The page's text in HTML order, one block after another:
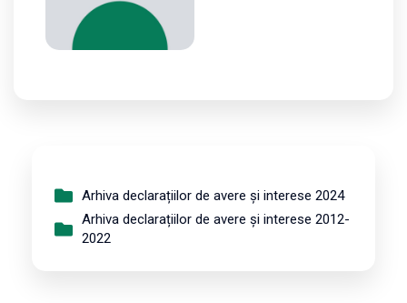
Arhiva declarațiilor de avere și interese 2024
Arhiva declarațiilor de avere și interese 2012-
2022